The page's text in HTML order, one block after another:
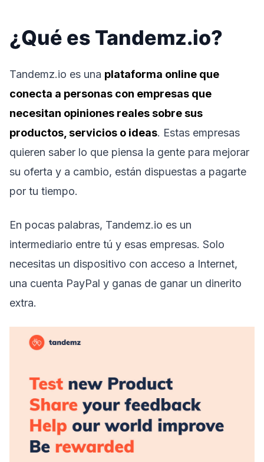
¿Qué es Tandemz.io?
Tandemz.io es una plataforma online que
conecta a personas con empresas que
necesitan opiniones reales sobre sus
productos, servicios o ideas. Estas empresas
quieren saber lo que piensa la gente para mejorar
su oferta y a cambio, están dispuestas a pagarte
por tu tiempo.
En pocas palabras, Tandemz.io es un
intermediario entre tú y esas empresas. Solo
necesitas un dispositivo con acceso a Internet,
una cuenta PayPal y ganas de ganar un dinerito
extra.